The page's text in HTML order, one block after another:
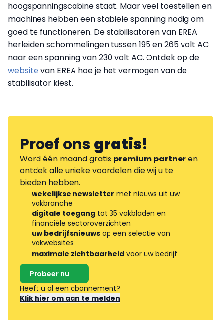
hoogspanningscabine staat. Maar veel toestellen en
machines hebben een stabiele spanning nodig om
goed te functioneren. De stabilisatoren van EREA
herleiden schommelingen tussen 195 en 265 volt AC
naar een spanning van 230 volt AC. Ontdek op de
website van EREA hoe je het vermogen van de
stabilisator kiest.
Proef onsgratis!
Word één maand gratis premium partneren
ontdek alle unieke voordelen die wij u te
bieden hebben.
wekelijkse newsletter met nieuws uit uw
vakbranche
digitale toegang tot 35 vakbladen en
financiële sectoroverzichten
uw bedrijfsnieuws op een selectie van
vakwebsites
maximale zichtbaarheid voor uw bedrijf
Probeer nu
Heeft u al een abonnement?
Klik hier om aan te melden